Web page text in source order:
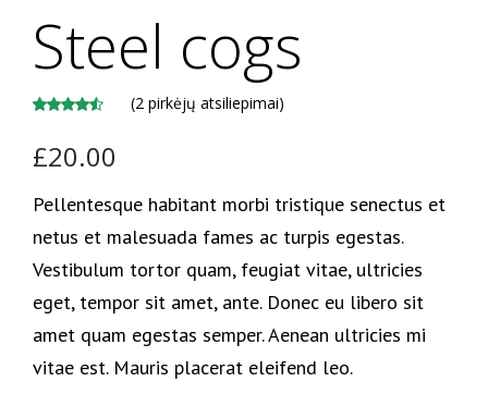
Steel cogs
4.50iš 5
(viso
)
(2 pirkėjų atsiliepimai)
£20.00
Pellentesque habitant morbi tristique senectus et
netus et malesuada fames ac turpis egestas.
Vestibulum tortor quam, feugiat vitae, ultricies
eget, tempor sit amet, ante. Donec eu libero sit
amet quam egestas semper. Aenean ultricies mi
vitae est. Mauris placerat eleifend leo.